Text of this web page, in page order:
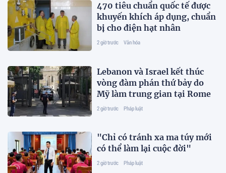
470 tiêu chuẩn quốc tế được
khuyến khích áp dụng, chuẩn
bị cho điện hạt nhân
2 giờ trước Văn hóa
Lebanon và Israel kết thúc
vòng đàm phán thứ bảy do
Mỹ làm trung gian tại Rome
2 giờ trước Pháp luật
"Chỉ có tránh xa ma túy mới
có thể làm lại cuộc đời"
2 giờ trước Pháp luật